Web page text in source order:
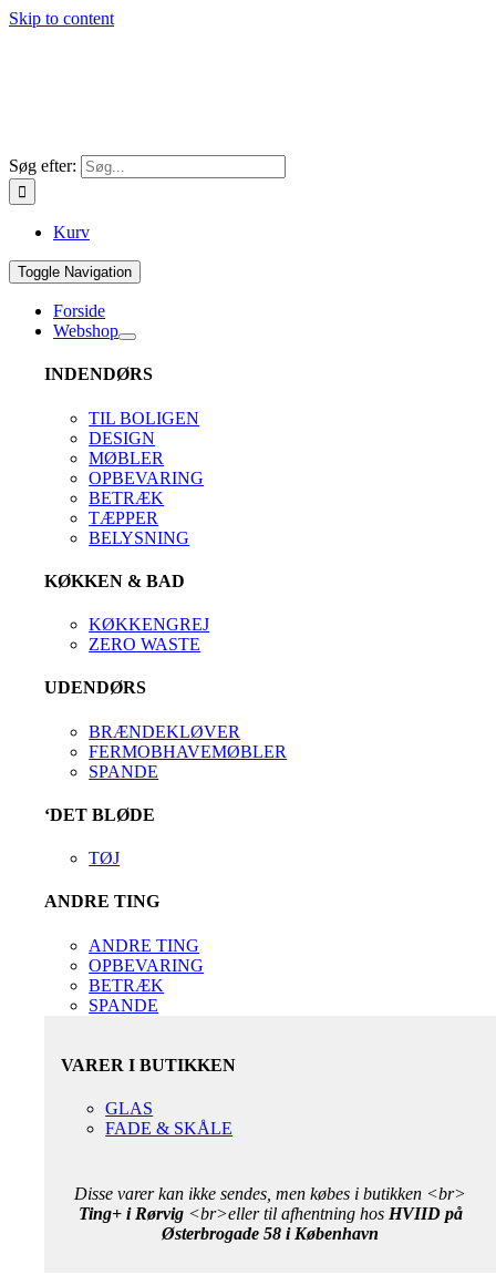
Skip to content
Søg efter:
Kurv
Toggle Navigation
Forside
Webshop
INDENDØRS
TIL BOLIGEN
DESIGN
MØBLER
OPBEVARING
BETRÆK
TÆPPER
BELYSNING
KØKKEN & BAD
KØKKENGREJ
ZERO WASTE
UDENDØRS
BRÆNDEKLØVER
FERMOBHAVEMØBLER
SPANDE
‘DET BLØDE
TØJ
ANDRE TING
ANDRE TING
OPBEVARING
BETRÆK
SPANDE
VARER I BUTIKKEN
GLAS
FADE & SKÅLE
Disse varer kan ikke sendes, men købes i butikken <br>
Ting+ i Rørvig<br>eller til afhentning hos HVIID på
Østerbrogade 58 i København